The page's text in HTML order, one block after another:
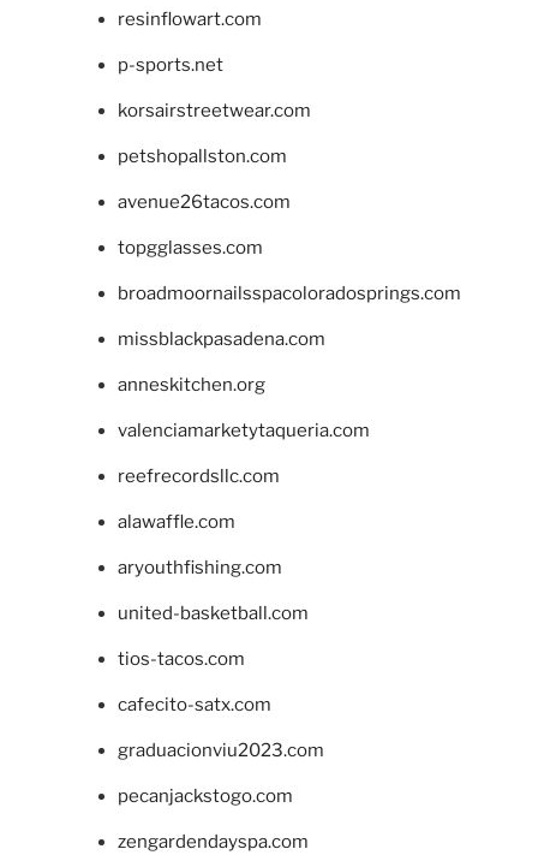
resinflowart.com
p-sports.net
korsairstreetwear.com
petshopallston.com
avenue26tacos.com
topgglasses.com
broadmoornailsspacoloradosprings.com
missblackpasadena.com
anneskitchen.org
valenciamarketytaqueria.com
reefrecordsllc.com
alawaffle.com
aryouthfishing.com
united-basketball.com
tios-tacos.com
cafecito-satx.com
graduacionviu2023.com
pecanjackstogo.com
zengardendayspa.com